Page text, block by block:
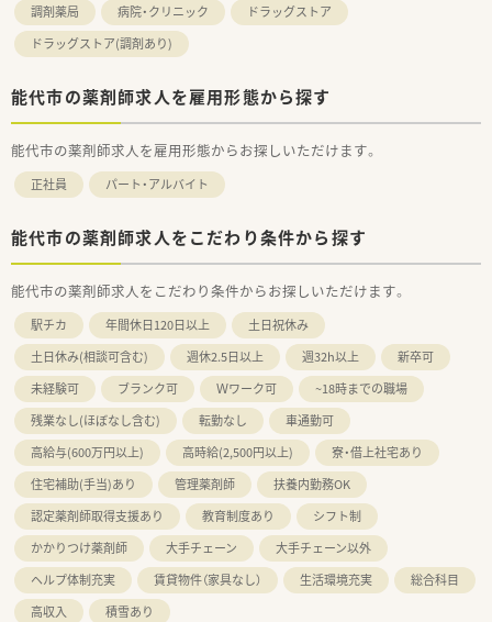
調剤薬局 病院・クリニック
ドラッグストア
ドラッグストア(調剤あり)
能代市の薬剤師求人を雇用形態から探す
能代市の薬剤師求人を雇用形態からお探しいただけます。
正社員 パート・アルバイト
能代市の薬剤師求人をこだわり条件から探す
能代市の薬剤師求人をこだわり条件からお探しいただけます。
駅チカ 年間休日120日以上
土日祝休み
土日休み(相談可含む)
週休2.5日以上 週32h以上
新卒可
未経験可
ブランク可 Ｗワーク可
~18時までの職場
残業なし(ほぼなし含む)
転勤なし
車通勤可
高給与(600万円以上)
高時給(2,500円以上)
寮・借上社宅あり
住宅補助(手当)あり
管理薬剤師
扶養内勤務OK
認定薬剤師取得支援あり
教育制度あり
シフト制
かかりつけ薬剤師
大手チェーン
大手チェーン以外
ヘルプ体制充実
賃貸物件（家具なし） 生活環境充実
総合科目
高収入
積雪あり